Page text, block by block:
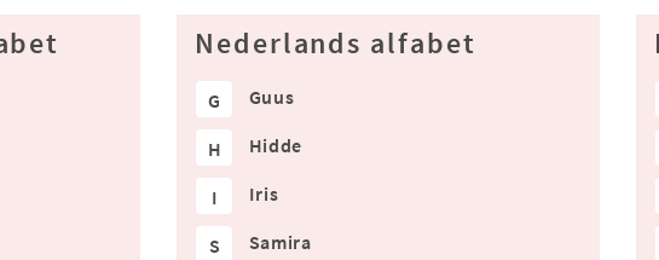
Nederlands alfabet
G Guus
H Hidde
I Iris
S Samira